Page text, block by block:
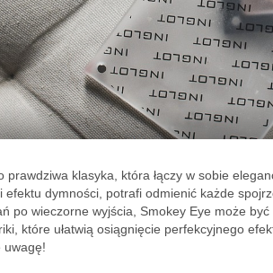
prawdziwa klasyka, która łączy w sobie
efektu dymności, potrafi odmienić każde
po wieczorne wyjścia, Smokey Eye może
które ułatwią osiągnięcie perfekcyjnego
uwagę!